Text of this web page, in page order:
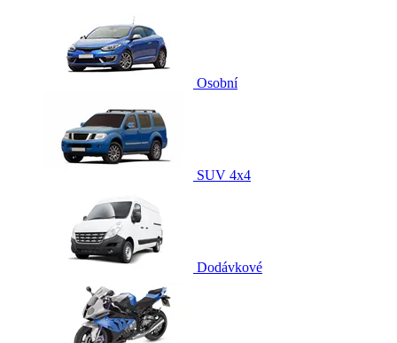
Osobní
SUV 4x4
Dodávkové